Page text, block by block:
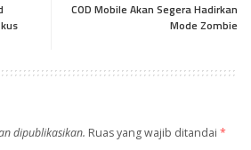
COD Mobile Akan Segera Hadirkan
Mode Zombie
dipublikasikan. Ruas yang wajib ditandai *